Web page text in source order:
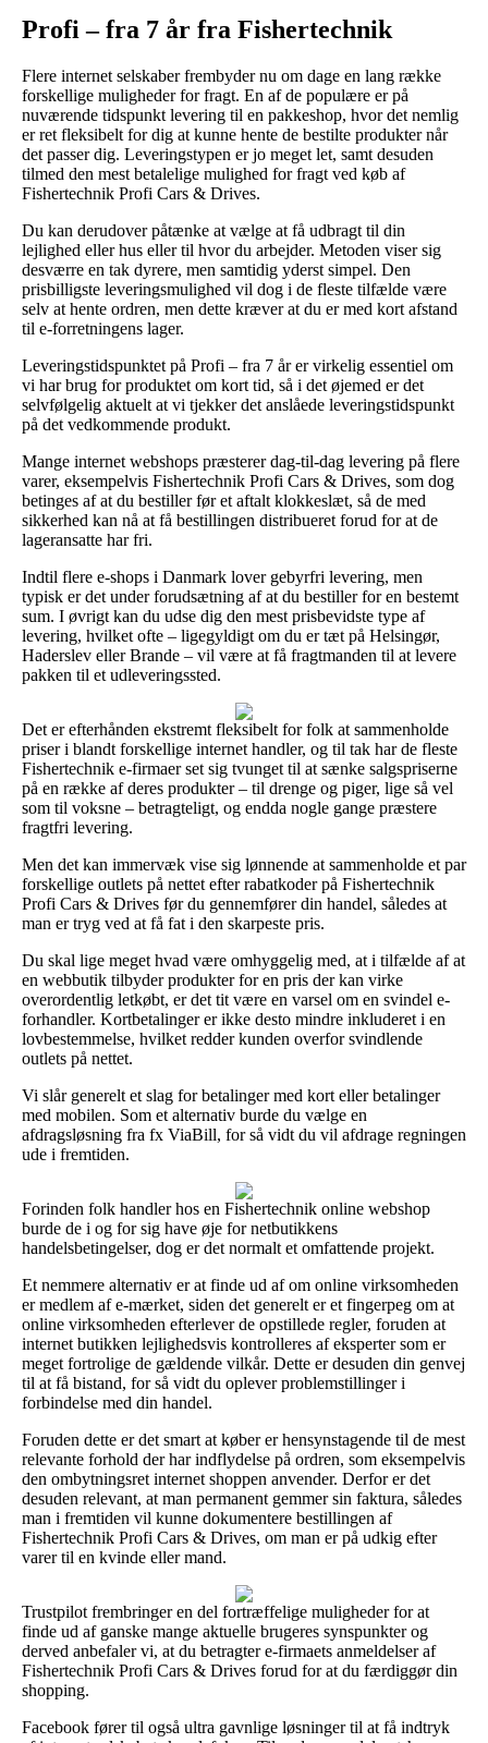
Profi – fra 7 år fra Fishertechnik
Flere internet selskaber frembyder nu om dage en lang række
forskellige muligheder for fragt. En af de populære er på
nuværende tidspunkt levering til en pakkeshop, hvor det nemlig
er ret fleksibelt for dig at kunne hente de bestilte produkter når
det passer dig. Leveringstypen er jo meget let, samt desuden
tilmed den mest betalelige mulighed for fragt ved køb af
Fishertechnik Profi Cars & Drives.
Du kan derudover påtænke at vælge at få udbragt til din
lejlighed eller hus eller til hvor du arbejder. Metoden viser sig
desværre en tak dyrere, men samtidig yderst simpel. Den
prisbilligste leveringsmulighed vil dog i de fleste tilfælde være
selv at hente ordren, men dette kræver at du er med kort afstand
til e-forretningens lager.
Leveringstidspunktet på Profi – fra 7 år er virkelig essentiel om
vi har brug for produktet om kort tid, så i det øjemed er det
selvfølgelig aktuelt at vi tjekker det anslåede leveringstidspunkt
på det vedkommende produkt.
Mange internet webshops præsterer dag-til-dag levering på flere
varer, eksempelvis Fishertechnik Profi Cars & Drives, som dog
betinges af at du bestiller før et aftalt klokkeslæt, så de med
sikkerhed kan nå at få bestillingen distribueret forud for at de
lageransatte har fri.
Indtil flere e-shops i Danmark lover gebyrfri levering, men
typisk er det under forudsætning af at du bestiller for en bestemt
sum. I øvrigt kan du udse dig den mest prisbevidste type af
levering, hvilket ofte – ligegyldigt om du er tæt på Helsingør,
Haderslev eller Brande – vil være at få fragtmanden til at levere
pakken til et udleveringssted.
Det er efterhånden ekstremt fleksibelt for folk at sammenholde
priser i blandt forskellige internet handler, og til tak har de fleste
Fishertechnik e-firmaer set sig tvunget til at sænke salgspriserne
på en række af deres produkter – til drenge og piger, lige så vel
som til voksne – betragteligt, og endda nogle gange præstere
fragtfri levering.
Men det kan immervæk vise sig lønnende at sammenholde et par
forskellige outlets på nettet efter rabatkoder på Fishertechnik
Profi Cars & Drives før du gennemfører din handel, således at
man er tryg ved at få fat i den skarpeste pris.
Du skal lige meget hvad være omhyggelig med, at i tilfælde af at
en webbutik tilbyder produkter for en pris der kan virke
overordentlig letkøbt, er det tit være en varsel om en svindel e-
forhandler. Kortbetalinger er ikke desto mindre inkluderet i en
lovbestemmelse, hvilket redder kunden overfor svindlende
outlets på nettet.
Vi slår generelt et slag for betalinger med kort eller betalinger
med mobilen. Som et alternativ burde du vælge en
afdragsløsning fra fx ViaBill, for så vidt du vil afdrage regningen
ude i fremtiden.
Forinden folk handler hos en Fishertechnik online webshop
burde de i og for sig have øje for netbutikkens
handelsbetingelser, dog er det normalt et omfattende projekt.
Et nemmere alternativ er at finde ud af om online virksomheden
er medlem af e-mærket, siden det generelt er et fingerpeg om at
online virksomheden efterlever de opstillede regler, foruden at
internet butikken lejlighedsvis kontrolleres af eksperter som er
meget fortrolige de gældende vilkår. Dette er desuden din genvej
til at få bistand, for så vidt du oplever problemstillinger i
forbindelse med din handel.
Foruden dette er det smart at køber er hensynstagende til de mest
relevante forhold der har indflydelse på ordren, som eksempelvis
den ombytningsret internet shoppen anvender. Derfor er det
desuden relevant, at man permanent gemmer sin faktura, således
man i fremtiden vil kunne dokumentere bestillingen af
Fishertechnik Profi Cars & Drives, om man er på udkig efter
varer til en kvinde eller mand.
Trustpilot frembringer en del fortræffelige muligheder for at
finde ud af ganske mange aktuelle brugeres synspunkter og
derved anbefaler vi, at du betragter e-firmaets anmeldelser af
Fishertechnik Profi Cars & Drives forud for at du færdiggør din
shopping.
Facebook fører til også ultra gavnlige løsninger til at få indtryk